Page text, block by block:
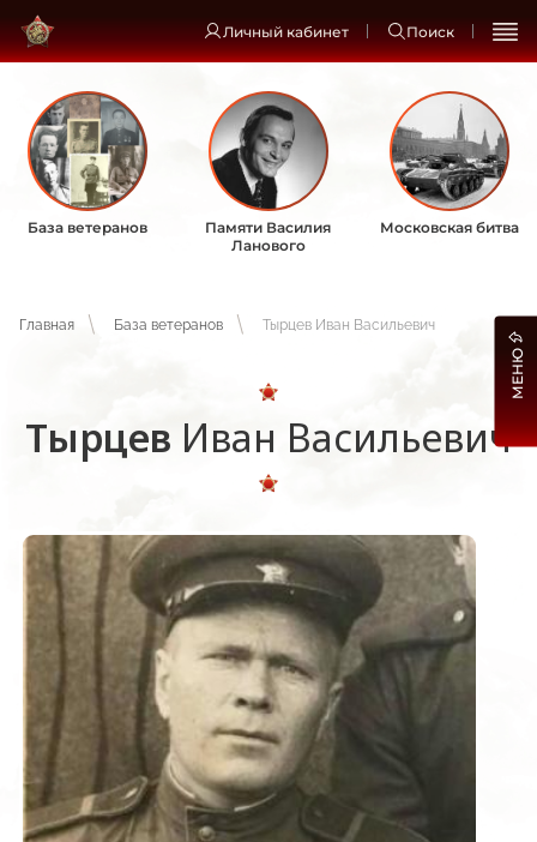
Личный кабинет Поиск
База ветеранов
Памяти Василия
Ланового
Московская битва
Главная База ветеранов Тырцев Иван Васильевич
Тырцев Иван Васильевич
МЕНЮ